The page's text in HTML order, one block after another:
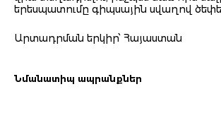
երեսպատումը գիպսային սվաղով
Արտադրման երկիր՝ Հայաստան
Նմանատիպ ապրանքներ